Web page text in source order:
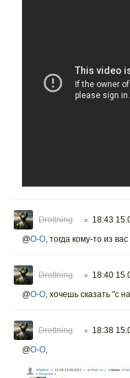
Drottning ○ 18:43
@O-O тогда кому-то из
Drottning ○ 18:40
@O-O хочешь сказать "с
Drottning ○ 18:38
@O-O